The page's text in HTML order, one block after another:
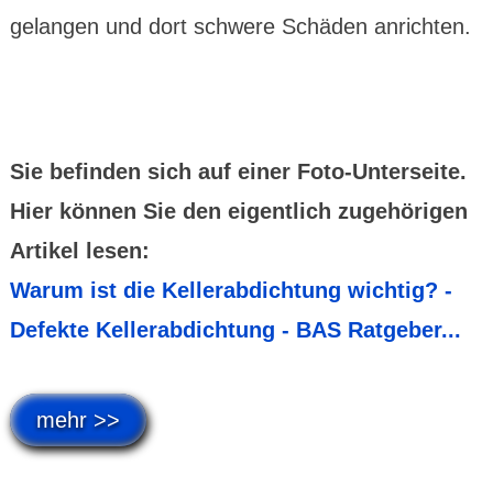
gelangen und dort schwere Schäden anrichten.
Sie befinden sich auf einer Foto-Unterseite.
Hier können Sie den eigentlich zugehörigen
Artikel lesen:
Warum ist die Kellerabdichtung wichtig? -
Defekte Kellerabdichtung - BAS Ratgeber...
mehr >>